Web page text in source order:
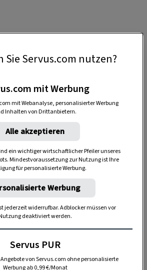
Abgeblühtes gleich
, die Blätter dabei aber
lassen, denn die Pflanzen
weiterhin Nährstoffe aus den
Speicherorgane.
Sie Servus.com nutzen?
mit Werbung
mit Webanalyse, personalisierter Werbung
Inhalten von Drittanbietern.
Alle akzeptieren
ein wichtiger wirtschaftlicher Pfeiler unseres
Mindestvoraussetzung zur Nutzung ist Ihre
für personalisierte Werbung.
Werbung
jederzeit widerrufbar. Adblocker müssen vor
deaktiviert werden.
Servus PUR
von Servus.com ohne personalisierte
Werbung ab 0,99 €/Monat